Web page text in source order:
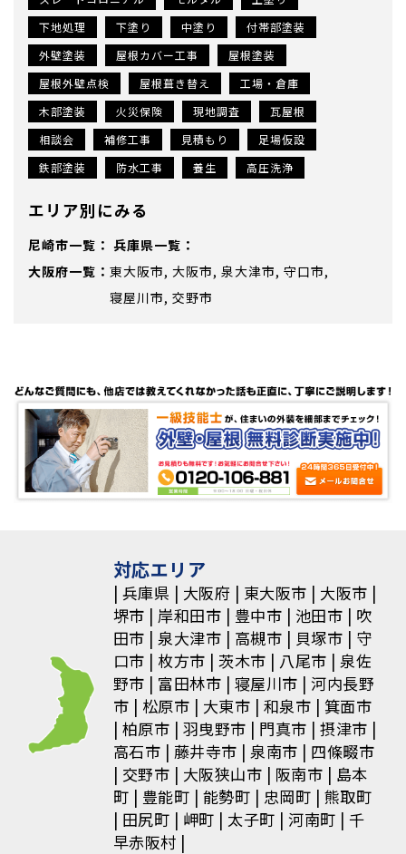
下地処理
下塗り 中塗り
付帯部塗装
外壁塗装
屋根カバー工事
屋根塗装
屋根外壁点検
屋根葺き替え
工場・倉庫
木部塗装
火災保険 現地調査
瓦屋根
相談会
補修工事 見積もり
足場仮設
鉄部塗装
防水工事 養生 高圧洗浄
エリア別にみる
尼崎市
兵庫県
大阪府
東大阪市 大阪市 泉大津市 守口市
寝屋川市 交野市
対応エリア
兵庫県 大阪府 東大阪市
大阪市
堺市
岸和田市 豊中市 池田市
吹
田市
泉大津市 高槻市 貝塚市
守
口市
枚方市 茨木市 八尾市
泉佐
野市
富田林市 寝屋川市
河内長野
市
松原市 大東市 和泉市 箕面市
柏原市 羽曳野市 門真市
摂津市
高石市
藤井寺市 泉南市
四條畷市
交野市
大阪狭山市 阪南市
島本
町
豊能町 能勢町 忠岡町 熊取町
田尻町
岬町 太子町 河南町
千
早赤阪村